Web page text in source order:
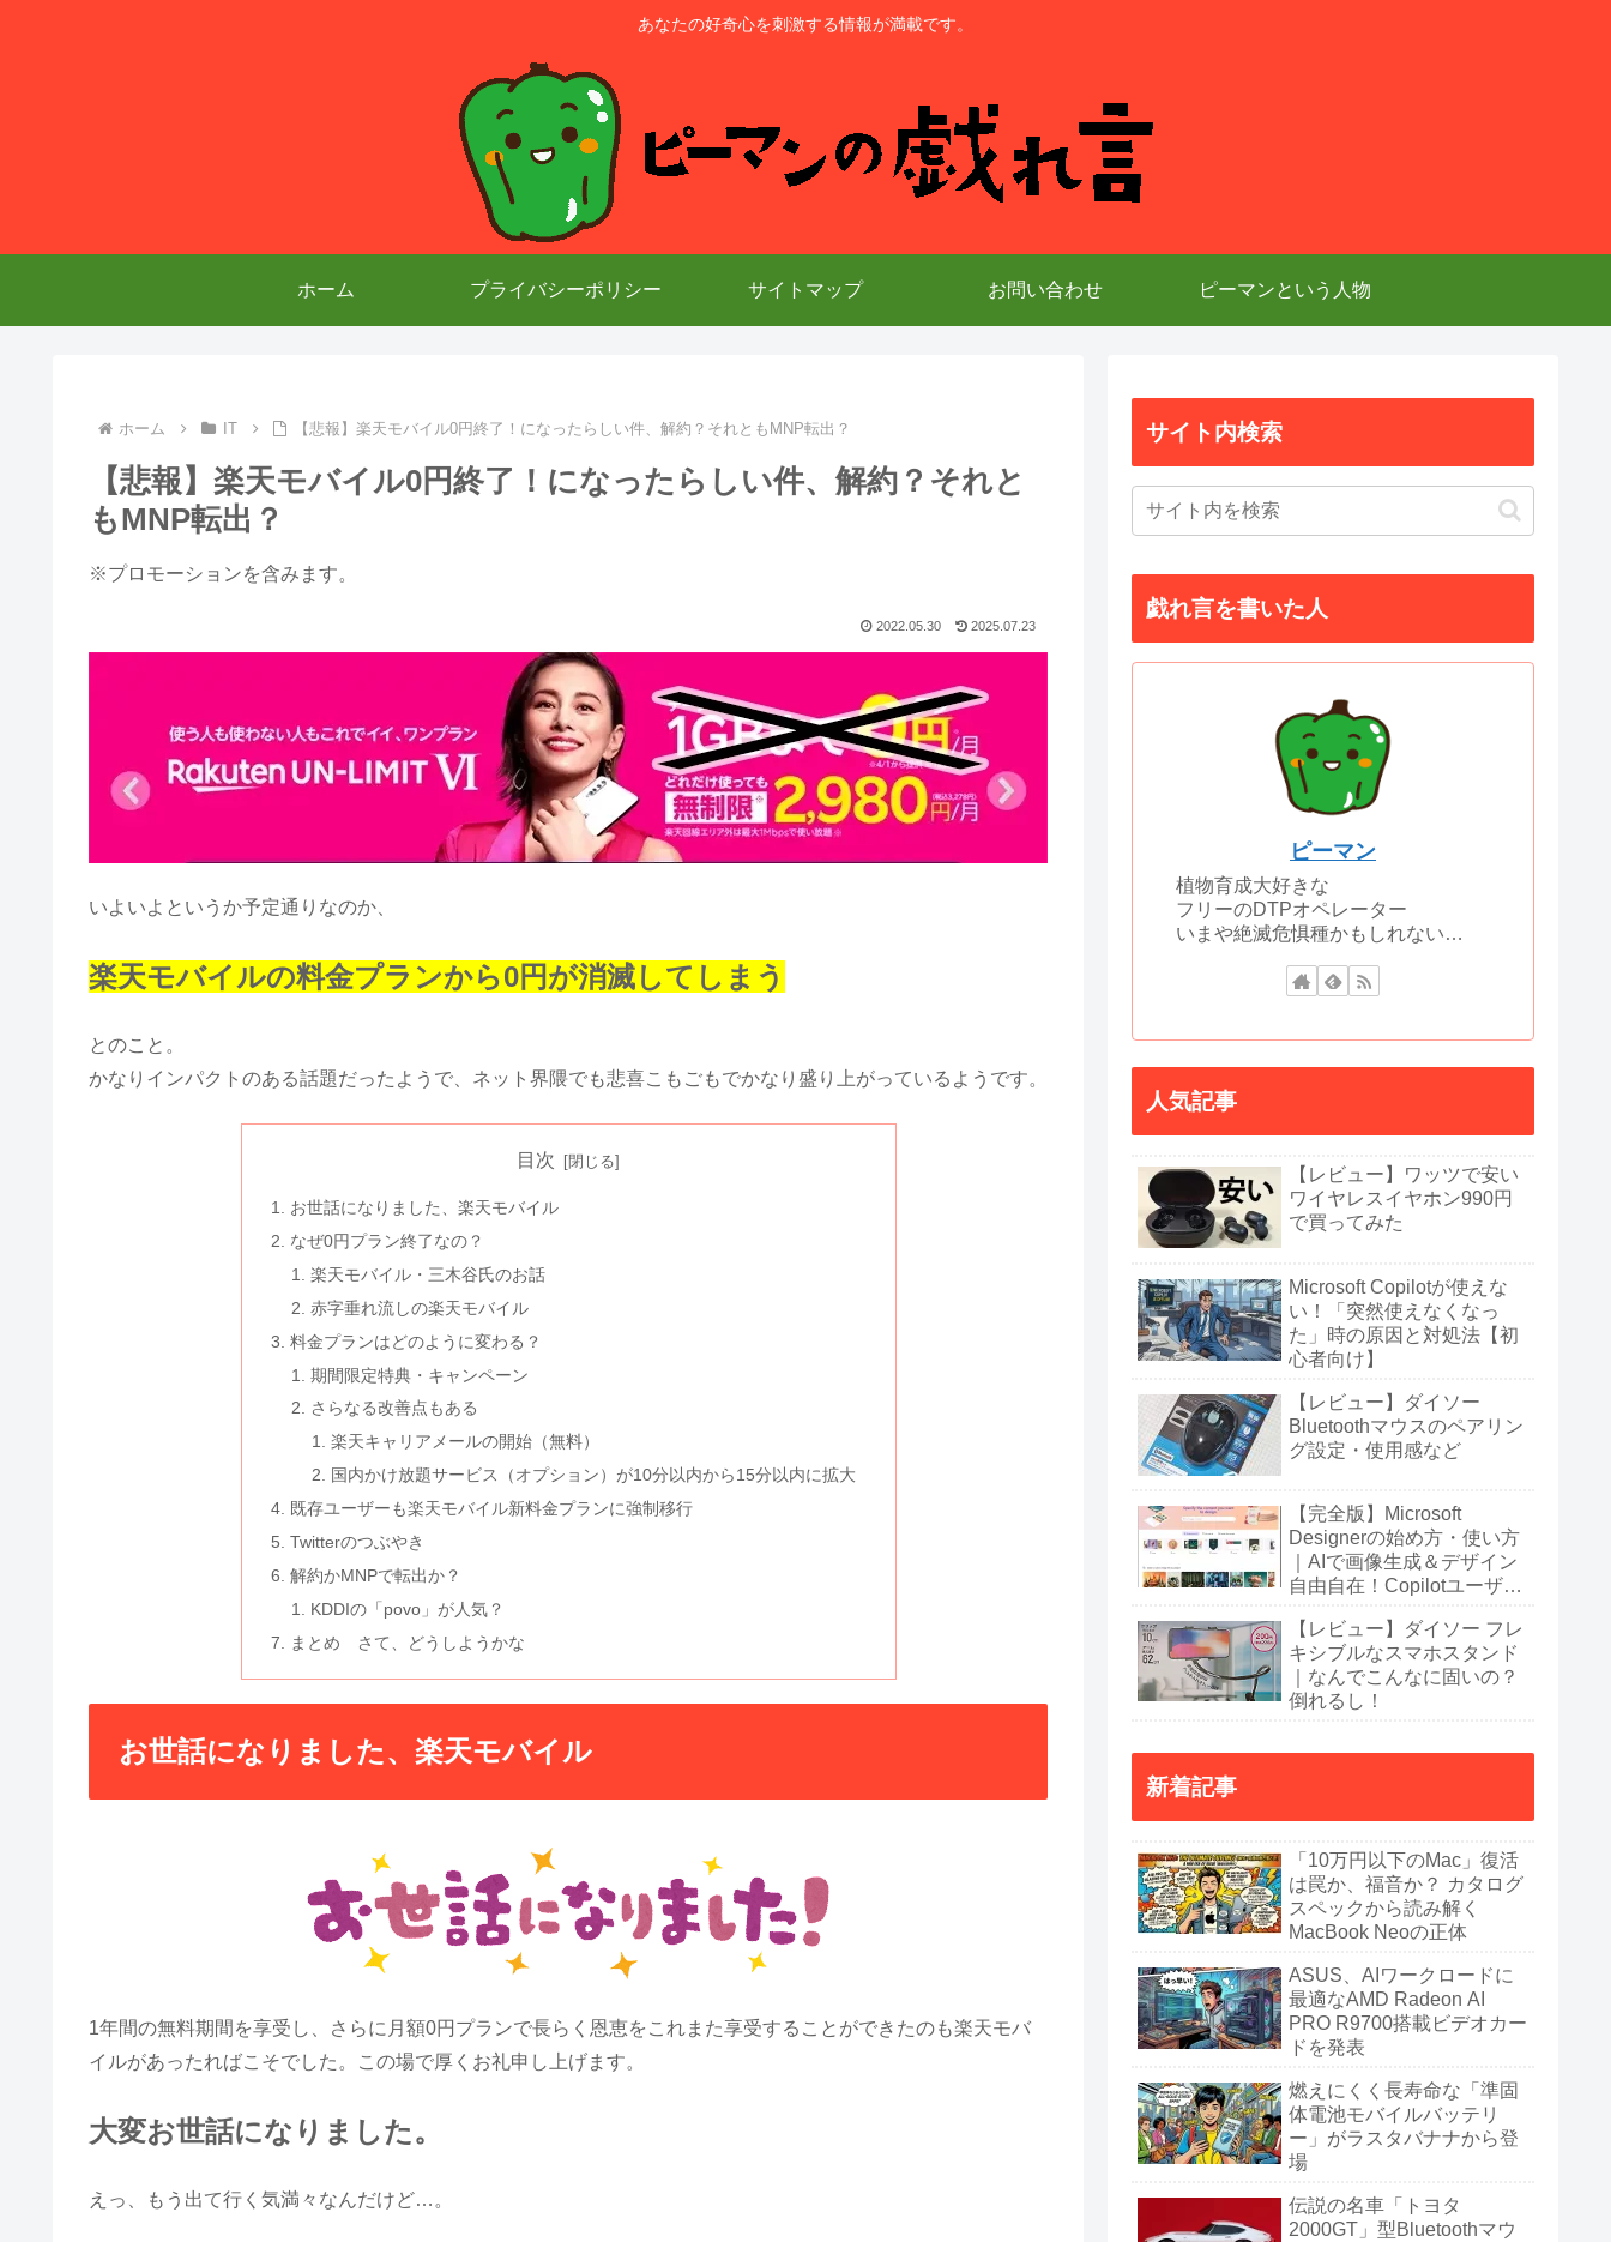
あなたの好奇心を刺激する情報が満載です。
ホーム プライバシーポリシー サイトマップ お問い合わせ ピーマンという人物
ホーム IT 【悲報】楽天モバイル0円終了！になったらしい件、解約？それともMNP転出？
【悲報】楽天モバイル0円終了！になったらしい件、解約？それと
もMNP転出？
※プロモーションを含みます。
2022.05.30 2025.07.23
いよいよというか予定通りなのか、
楽天モバイルの料金プランから0円が消滅してしまう
とのこと。
かなりインパクトのある話題だったようで、ネット界隈でも悲喜こもごもでかなり盛り上がっているようです。
目次
お世話になりました、楽天モバイル
なぜ0円プラン終了なの？
楽天モバイル・三木谷氏のお話
赤字垂れ流しの楽天モバイル
料金プランはどのように変わる？
期間限定特典・キャンペーン
さらなる改善点もある
楽天キャリアメールの開始（無料）
国内かけ放題サービス（オプション）が10分以内から15分以内に拡大
既存ユーザーも楽天モバイル新料金プランに強制移行
Twitterのつぶやき
解約かMNPで転出か？
KDDIの「povo」が人気？
まとめ さて、どうしようかな
お世話になりました、楽天モバイル
1年間の無料期間を享受し、さらに月額0円プランで長らく恩恵をこれまた享受することができたのも楽天モバ
イルがあったればこそでした。この場で厚くお礼申し上げます。
大変お世話になりました。
えっ、もう出て行く気満々なんだけど…。
サイト内検索
戯れ言を書いた人
ピーマン
植物育成大好きな
フリーのDTPオペレーター
いまや絶滅危惧種かもしれない…
人気記事
【レビュー】ワッツで安い
ワイヤレスイヤホン990円
で買ってみた
Microsoft Copilotが使えな
い！「突然使えなくなっ
た」時の原因と対処法【初
心者向け】
【レビュー】ダイソー
Bluetoothマウスのペアリン
グ設定・使用感など
【完全版】Microsoft
Designerの始め方・使い方
｜AIで画像生成＆デザイン
自由自在！Copilotユーザー
【レビュー】ダイソー フレ
キシブルなスマホスタンド
｜なんでこんなに固いの？
倒れるし！
新着記事
「10万円以下のMac」復活
は罠か、福音か？ カタログ
スペックから読み解く
MacBook Neoの正体
ASUS、AIワークロードに
最適なAMD Radeon AI
PRO R9700搭載ビデオカー
ドを発表
燃えにくく長寿命な「準固
体電池モバイルバッテリ
ー」がラスタバナナから登
場
伝説の名車「トヨタ
2000GT」型Bluetoothマウ